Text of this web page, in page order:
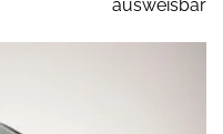
ausweisbar